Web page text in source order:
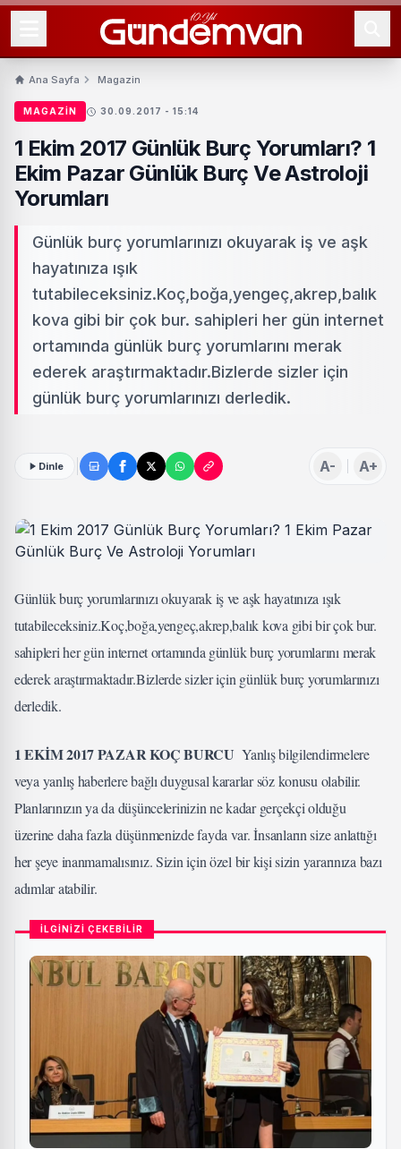
Ana Sayfa Magazin
MAGAZIN 30.09.2017 - 15:14
1 Ekim 2017 Günlük Burç Yorumları? 1
Ekim Pazar Günlük Burç Ve Astroloji
Yorumları
Günlük burç yorumlarınızı okuyarak iş ve aşk
hayatınıza ışık
tutabileceksiniz.Koç,boğa,yengeç,akrep,balık
kova gibi bir çok bur. sahipleri her gün internet
ortamında günlük burç yorumlarını merak
ederek araştırmaktadır.Bizlerde sizler için
günlük burç yorumlarınızı derledik.
Dinle A- A+
Günlük burç yorumlarınızı okuyarak iş ve aşk hayatınıza ışık
tutabileceksiniz.Koç,boğa,yengeç,akrep,balık kova gibi bir çok bur.
sahipleri her gün internet ortamında günlük burç yorumlarını merak
ederek araştırmaktadır.Bizlerde sizler için günlük burç yorumlarınızı
derledik.
1 EKİM 2017 PAZAR KOÇ BURCU Yanlış bilgilendirmelere
veya yanlış haberlere bağlı duygusal kararlar söz konusu olabilir.
Planlarınızın ya da düşüncelerinizin ne kadar gerçekçi olduğu
üzerine daha fazla düşünmenizde fayda var. İnsanların size anlattığı
her şeye inanmamalısınız. Sizin için özel bir kişi sizin yararınıza bazı
adımlar atabilir.
İLGİNİZİ ÇEKEBİLİR